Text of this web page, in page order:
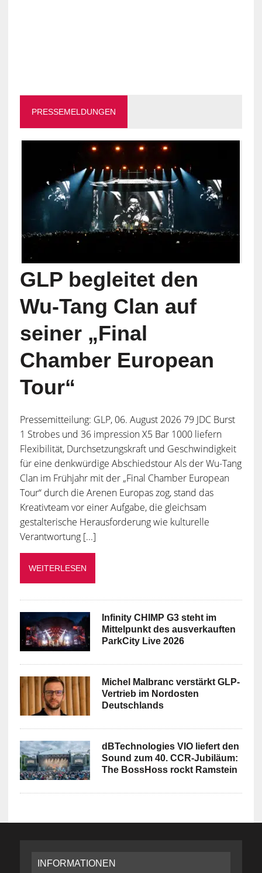
PRESSEMELDUNGEN
GLP begleitet den
Wu-Tang Clan auf
seiner „Final
Chamber European
Tour“
Pressemitteilung: GLP, 06. August 2026 79 JDC Burst
1 Strobes und 36 impression X5 Bar 1000 liefern
Flexibilität, Durchsetzungskraft und Geschwindigkeit
für eine denkwürdige Abschiedstour Als der Wu-Tang
Clan im Frühjahr mit der „Final Chamber European
Tour“ durch die Arenen Europas zog, stand das
Kreativteam vor einer Aufgabe, die gleichsam
gestalterische Herausforderung wie kulturelle
Verantwortung [...]
WEITERLESEN
Infinity CHIMP G3 steht im
Mittelpunkt des ausverkauften
ParkCity Live 2026
Michel Malbranc verstärkt GLP-
Vertrieb im Nordosten
Deutschlands
dBTechnologies VIO liefert den
Sound zum 40. CCR-Jubiläum:
The BossHoss rockt Ramstein
INFORMATIONEN